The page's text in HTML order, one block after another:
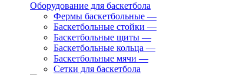
Оборудование для баскетбола
Фермы баскетбольные —
Баскетбольные стойки —
Баскетбольные щиты —
Баскетбольные кольца —
Баскетбольные мячи —
Сетки для баскетбола